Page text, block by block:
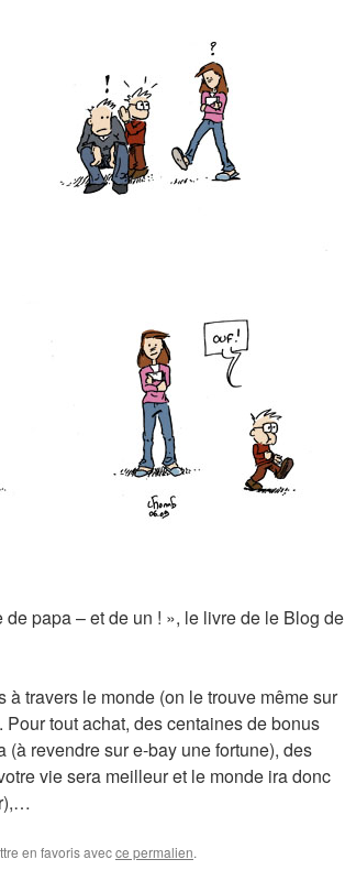
papa – et de un ! », le livre de le Blog de
travers le monde (on le trouve même sur
tout achat, des centaines de bonus
revendre sur e-bay une fortune), des
vie sera meilleur et le monde ira donc
en favoris avecce permalien.